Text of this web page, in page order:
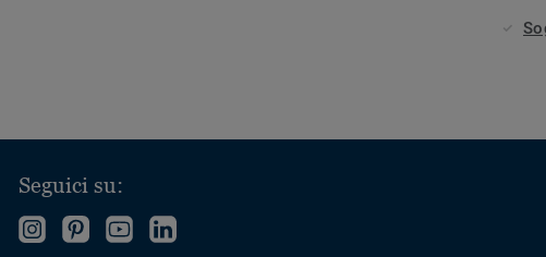
Seguici su:
SeguiciFollowFollowFollow